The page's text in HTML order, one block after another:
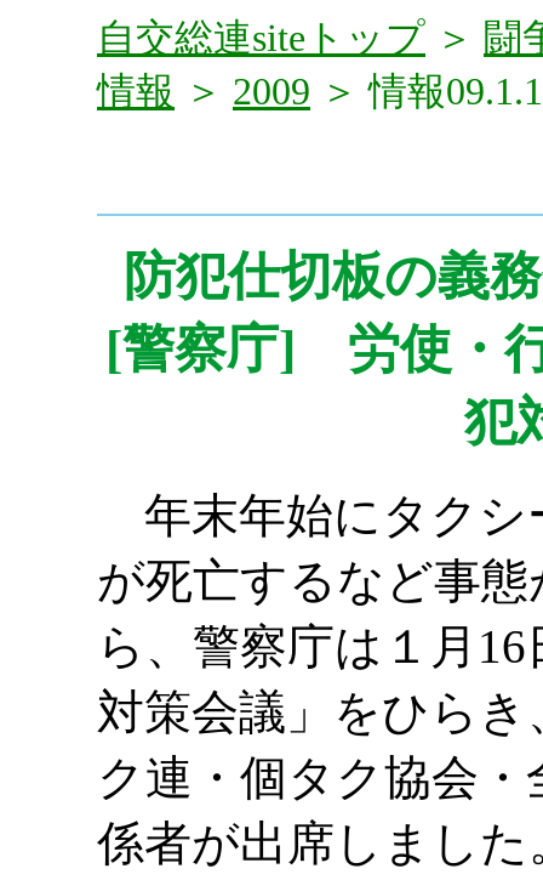
自交総連siteトップ ＞ 闘
情報 ＞ 2009 ＞ 情報
防犯仕切板の義
[警察庁] 労使・
犯
年末年始にタクシ
が死亡するなど事
ら、警察庁は１月
対策会議」をひら
ク連・個タク協会
係者が出席しました